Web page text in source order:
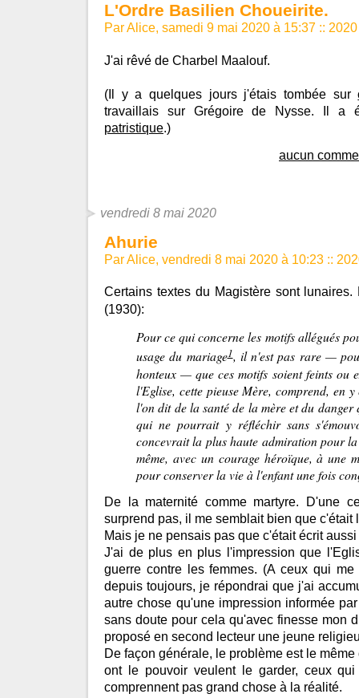
L'Ordre Basilien Choueirite.
Par Alice, samedi 9 mai 2020 à 15:37 :: 2020
J'ai rêvé de Charbel Maalouf.
(Il y a quelques jours j'étais tombée sur
travaillais sur Grégoire de Nysse. Il a
patristique.)
aucun
vendredi 8 mai 2020
Ahurie
Par Alice, vendredi 8 mai 2020 à 10:23 ::
Certains textes du Magistère sont
(1930):
Pour ce qui concerne les motifs allégués
usage du mariage1, il n'est pas rare —
honteux — que ces motifs soient feints ou
l'Eglise, cette pieuse Mère, comprend, en
l'on dit de la santé de la mère et du danger
qui ne pourrait y réfléchir sans
concevrait la plus haute admiration pour
même, avec un courage héroïque, à une
pour conserver la vie à l'enfant une fois
De la maternité comme martyre. D'une
surprend pas, il me semblait bien que c'était
Mais je ne pensais pas que c'était écrit
J'ai de plus en plus l'impression que
guerre contre les femmes. (A ceux qui
depuis toujours, je répondrai que j'ai
autre chose qu'une impression informée
sans doute pour cela qu'avec finesse mon
proposé en second lecteur une jeune
De façon générale, le problème est le
ont le pouvoir veulent le garder, ceux
comprennent pas grand chose à la réalité.